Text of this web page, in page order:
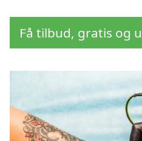
Få tilbud, gratis og